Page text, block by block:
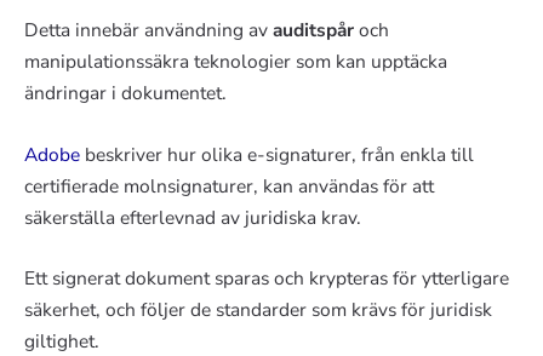
Detta innebär användning avauditspåroch
manipulationssäkra teknologier som kan upptäcka
ändringar i dokumentet.
Adobe beskriver hur olika e-signaturer, från enkla till
certifierade molnsignaturer, kan användas för att
säkerställa efterlevnad av juridiska krav.
Ett signerat dokument sparas och krypteras för ytterligare
säkerhet, och följer de standarder som krävs för juridisk
giltighet.